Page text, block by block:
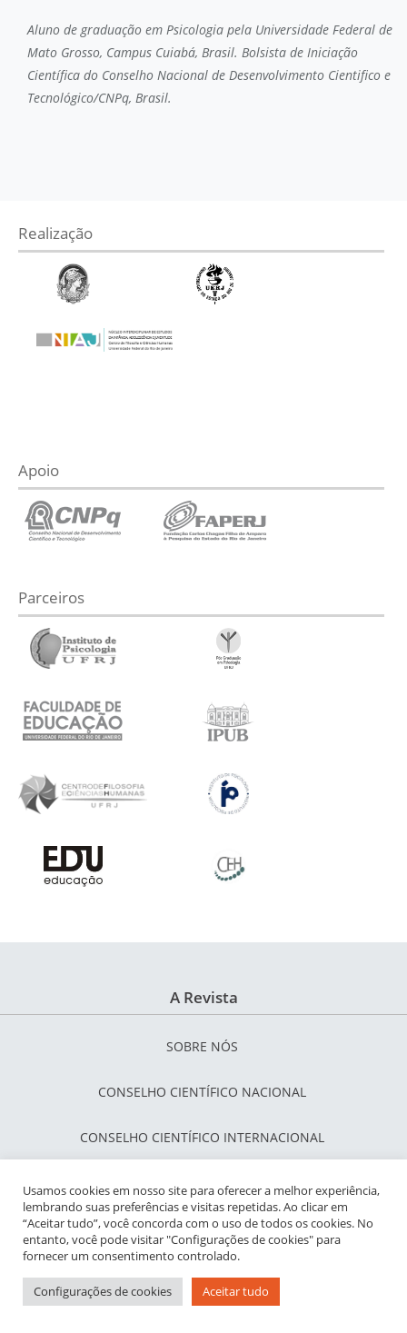
Aluno de graduação em Psicologia pela Universidade Federal de
Mato Grosso, Campus Cuiabá, Brasil. Bolsista de Iniciação
Científica do Conselho Nacional de Desenvolvimento Cientifico e
Tecnológico/CNPq, Brasil.
Realização
Apoio
Parceiros
A Revista
SOBRE NÓS
CONSELHO CIENTÍFICO NACIONAL
CONSELHO CIENTÍFICO INTERNACIONAL
EQUIPE EDITORIAL
INDEXADORES
Como Publicar
Usamos cookies em nosso site para oferecer a melhor experiência,
lembrando suas preferências e visitas repetidas. Ao clicar em
“Aceitar tudo”, você concorda com o uso de todos os cookies. No
entanto, você pode visitar "Configurações de cookies" para
fornecer um consentimento controlado.
Configurações de cookies Aceitar tudo